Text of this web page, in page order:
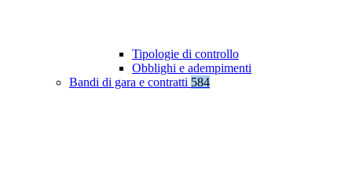
Tipologie di controllo
Obblighi e adempimenti
Bandi di gara e contratti 584